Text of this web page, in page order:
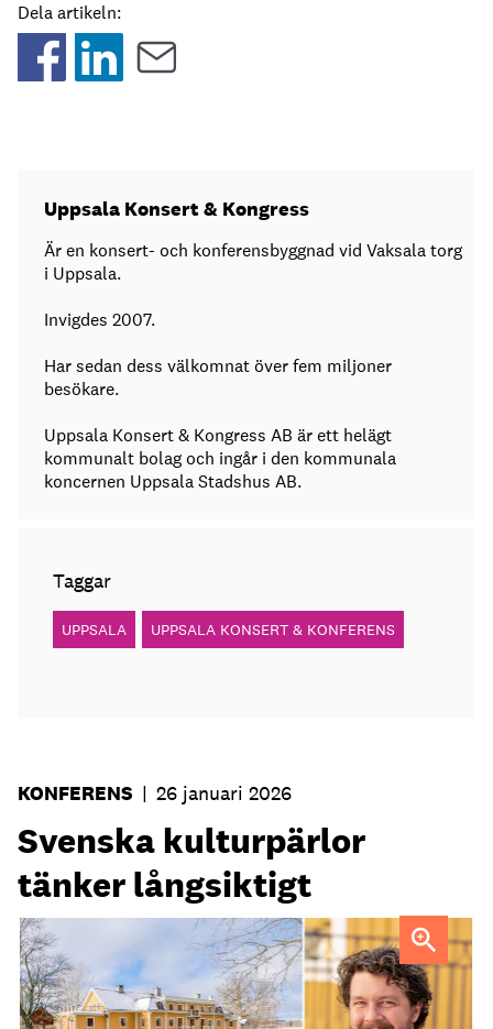
Dela artikeln:
Uppsala Konsert & Kongress
Är en konsert- och konferensbyggnad vid Vaksala torg
i Uppsala.
Invigdes 2007.
Har sedan dess välkomnat över fem miljoner
besökare.
Uppsala Konsert & Kongress AB är ett helägt
kommunalt bolag och ingår i den kommunala
koncernen Uppsala Stadshus AB.
Taggar
UPPSALA UPPSALA KONSERT & KONFERENS
KONFERENS | 26 januari 2026
Svenska kulturpärlor
tänker långsiktigt
Fredrik Åström är vd för Svenska kulturpärlor där
Dufweholms Herrgård ingår.